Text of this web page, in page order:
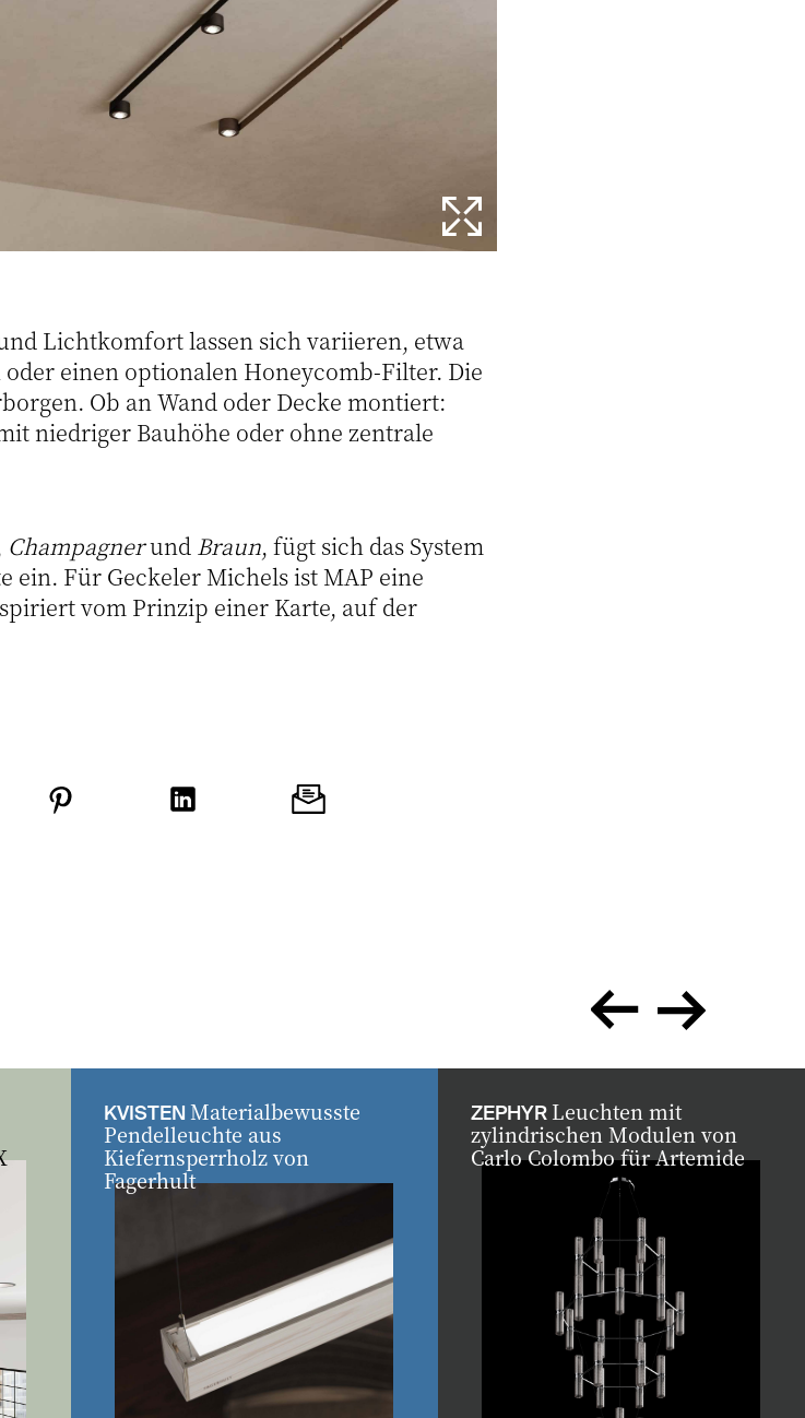
Lichtkomfort lassen sich variieren, etwa
einen optionalen Honeycomb-Filter. Die
Ob an Wand oder Decke montiert:
niedriger Bauhöhe oder ohne zentrale
Champagnerund Braun, fügt sich das System
Für Geckeler Michels ist MAP eine
vom Prinzip einer Karte, auf der
zurück
vor
KVISTEN Materialbewusste
Pendelleuchte aus
Kiefernsperrholz von
Fagerhult
ZEPHYR Leuchten mit
zylindrischen Modulen von
Carlo Colombo für Artemide